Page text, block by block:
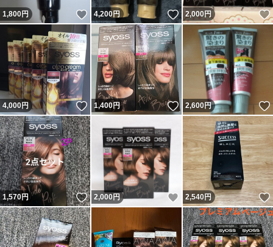
1,800円 いいね！
4,200円 いいね！
2,000円
4,000円 いいね！
1,400円 いいね！
2,600円
1,570円 いいね！
2,000円 いいね！
2,540円